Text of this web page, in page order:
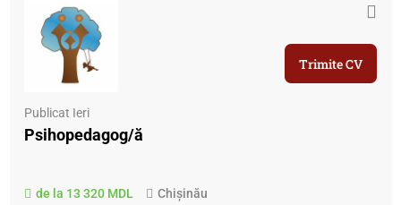
Publicat Ieri
Psihopedagog/ă
de la 13 320 MDL Chișinău
Trimite CV